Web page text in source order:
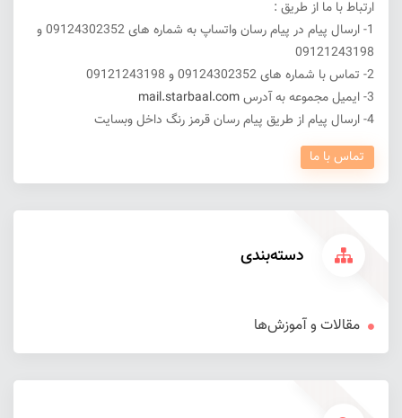
ارتباط با ما از طریق :
1- ارسال پیام در پیام رسان واتساپ به شماره های 09124302352 و
09121243198
2- تماس با شماره های 09124302352 و 09121243198
3- ایمیل مجموعه به آدرس
mail.starbaal.com
4- ارسال پیام از طریق پیام رسان قرمز رنگ داخل وبسایت
تماس با ما
دسته‌بندی
مقالات و آموزش‌ها